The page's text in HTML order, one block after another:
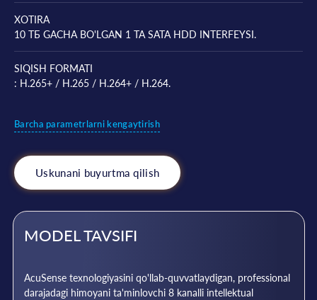
XOTIRA
10 ТБ GACHA BO'LGAN 1 TA SATA HDD INTERFEYSI.
SIQISH FORMATI
: H.265+ / H.265 / H.264+ / H.264.
Barcha parametrlarni kengaytirish
Uskunani buyurtma qilish
MODEL TAVSIFI
AcuSense texnologiyasini qo'llab-quvvatlaydigan, professional
darajadagi himoyani ta'minlovchi 8 kanalli intellektual